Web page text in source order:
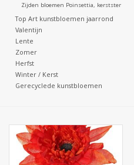
Zijden bloemen Poinsettia, kerstster
Top Art kunstbloemen jaarrond
Valentijn
Lente
Zomer
Herfst
Winter / Kerst
Gerecyclede kunstbloemen